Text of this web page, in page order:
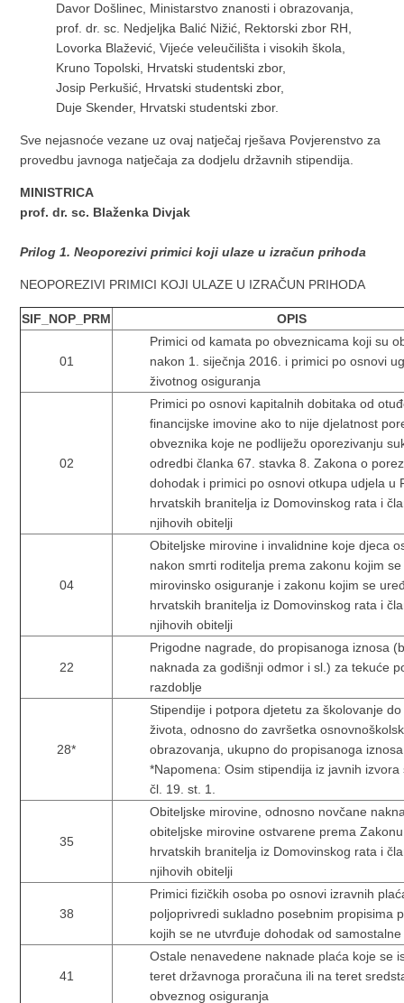
Davor Došlinec, Ministarstvo znanosti i obrazovanja,
prof. dr. sc. Nedjeljka Balić Nižić, Rektorski zbor RH,
Lovorka Blažević, Vijeće veleučilišta i visokih škola,
Kruno Topolski, Hrvatski studentski zbor,
Josip Perkušić, Hrvatski studentski zbor,
Duje Skender, Hrvatski studentski zbor.
Sve nejasnoće vezane uz ovaj natječaj rješava Povjerenstvo za
provedbu javnoga natječaja za dodjelu državnih stipendija.
MINISTRICA
prof. dr. sc. Blaženka Divjak
Prilog 1. Neoporezivi primici koji ulaze u izračun prihoda
NEOPOREZIVI PRIMICI KOJI ULAZE U IZRAČUN PRIHODA
SIF_NOP_PRM OPIS
01
Primici od kamata po obveznicama koji su
nakon 1. siječnja 2016. i primici po osnovi
životnog osiguranja
02
Primici po osnovi kapitalnih dobitaka od
financijske imovine ako to nije djelatnost
obveznika koje ne podliježu oporezivanju
odredbi članka 67. stavka 8. Zakona o
dohodak i primici po osnovi otkupa udjela u
hrvatskih branitelja iz Domovinskog rata i
njihovih obitelji
04
Obiteljske mirovine i invalidnine koje djeca
nakon smrti roditelja prema zakonu kojim
mirovinsko osiguranje i zakonu kojim se
hrvatskih branitelja iz Domovinskog rata i
njihovih obitelji
22
Prigodne nagrade, do propisanoga iznosa
naknada za godišnji odmor i sl.) za tekuće
razdoblje
28*
Stipendije i potpora djetetu za školovanje
života, odnosno do završetka
obrazovanja, ukupno do propisanoga
*Napomena: Osim stipendija iz javnih izvora
čl. 19. st. 1.
35
Obiteljske mirovine, odnosno novčane
obiteljske mirovine ostvarene prema
hrvatskih branitelja iz Domovinskog rata i
njihovih obitelji
38
Primici fizičkih osoba po osnovi izravnih
poljoprivredi sukladno posebnim propisima
kojih se ne utvrđuje dohodak od
41
Ostale nenavedene naknade plaća koje se
teret državnoga proračuna ili na teret
obveznog osiguranja